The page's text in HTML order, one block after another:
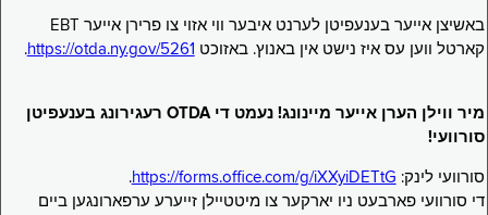
באשיצן אייער בענעפיטן לערנט איבער ווי אזוי צו פרירן אייער EBT
קארטל ווען עס איז נישט אין באנוץ. באזוכט https://otda.ny.gov/5261
.
מיר ווילן הערן אייער מיינונג! נעמט די OTDA רעגירונג בענעפיטן
סורוועי!
סורוועי לינק: https://forms.office.com/g/iXXyiDETtG
.
די סורוועי פארבעט ניו יארקער צו מיטטיילן זייערע ערפארונגען ביים